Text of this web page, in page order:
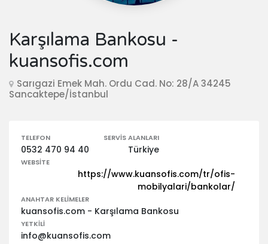
Karşılama Bankosu -
kuansofis.com
Sarıgazi Emek Mah. Ordu Cad. No: 28/A 34245
Sancaktepe/İstanbul
TELEFON
0532 470 94 40
SERVIS ALANLARI
Türkiye
WEBSITE
https://www.kuansofis.com/tr/ofis-
mobilyalari/bankolar/
ANAHTAR KELIMELER
kuansofis.com - Karşılama Bankosu
YETKILI
info@kuansofis.com